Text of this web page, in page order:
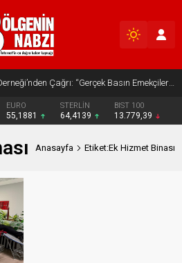
Batman Basın Derneği’nden Çağrı: “Gerçek Basın Emekçileri Desteklenmeli”
EURO
55,1881
STERLİN
64,4139
BIST 100
13.779,39
Anasayfa Etiket:Ek Hizmet Binası